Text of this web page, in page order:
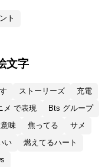
ト
文字
消す ストーリーズ
充電
メ で表現
Bts グループ
ドコモ 意味 焦ってる
サメ
いい
燃えてるハート